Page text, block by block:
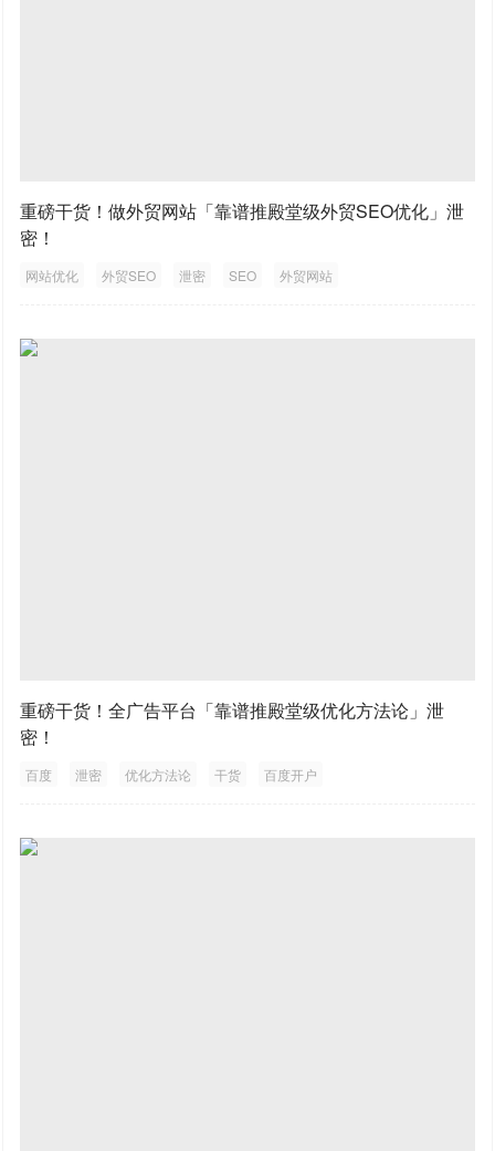
重磅干货！做外贸网站「靠谱推殿堂级外贸SEO优化」泄
密！
网站优化 外贸SEO 泄密 SEO 外贸网站
重磅干货！全广告平台「靠谱推殿堂级优化方法论」泄
密！
百度 泄密 优化方法论 干货 百度开户